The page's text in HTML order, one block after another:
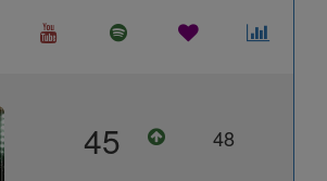
45 48